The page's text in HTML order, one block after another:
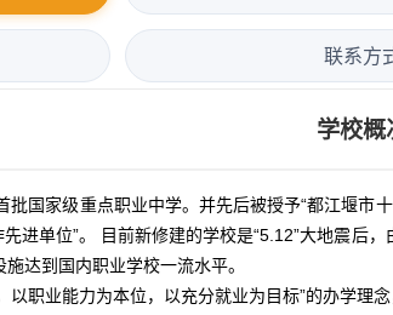
联系方
学校概
家级重点职业中学。并先后被授予“都江堰市十
进单位”。 目前新修建的学校是“5.12”大地震后
达到国内职业学校一流水平。
职业能力为本位，以充分就业为目标”的办学理